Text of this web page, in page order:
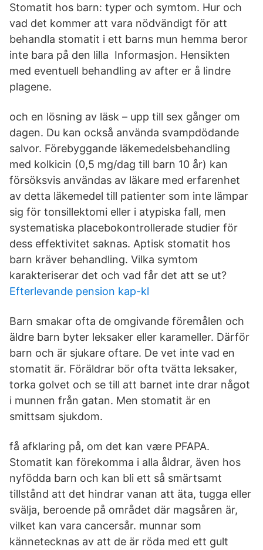
Stomatit hos barn: typer och symtom. Hur och
vad det kommer att vara nödvändigt för att
behandla stomatit i ett barns mun hemma beror
inte bara på den lilla Informasjon. Hensikten
med eventuell behandling av after er å lindre
plagene.
och en lösning av läsk – upp till sex gånger om
dagen. Du kan också använda svampdödande
salvor. Förebyggande läkemedelsbehandling
med kolkicin (0,5 mg/dag till barn 10 år) kan
försöksvis användas av läkare med erfarenhet
av detta läkemedel till patienter som inte lämpar
sig för tonsillektomi eller i atypiska fall, men
systematiska placebokontrollerade studier för
dess effektivitet saknas. Aptisk stomatit hos
barn kräver behandling. Vilka symtom
karakteriserar det och vad får det att se ut?
Efterlevande pension kap-kl
Barn smakar ofta de omgivande föremålen och
äldre barn byter leksaker eller karameller. Därför
barn och är sjukare oftare. De vet inte vad en
stomatit är. Föräldrar bör ofta tvätta leksaker,
torka golvet och se till att barnet inte drar något
i munnen från gatan. Men stomatit är en
smittsam sjukdom.
få afklaring på, om det kan være PFAPA.
Stomatit kan förekomma i alla åldrar, även hos
nyfödda barn och kan bli ett så smärtsamt
tillstånd att det hindrar vanan att äta, tugga eller
svälja, beroende på området där magsåren är,
vilket kan vara cancersår. munnar som
kännetecknas av att de är röda med ett gult